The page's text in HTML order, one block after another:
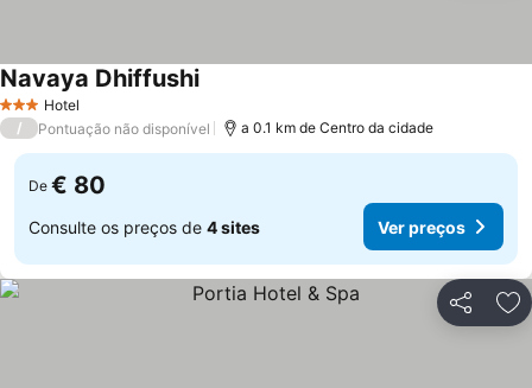
3 EstrelasHotel
Navaya Dhiffushi
/ Pontuação não disponível a 0.1 km de Centro da cidade
De € 80
Consulte os preços de 4 sites Ver preços
Partilhar